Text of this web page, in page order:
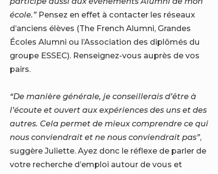
école.”Pensez en effet à contacter les réseaux
d’anciens élèves (The French Alumni, Grandes
Écoles Alumni ou l’Association des diplômés du
groupe ESSEC). Renseignez-vous auprès de vos
pairs.
“De manière générale, je conseillerais d’être à
l’écoute et ouvert aux expériences des uns et des
autres. Cela permet de mieux comprendre ce qui
nous conviendrait et ne nous conviendrait pas”,
suggère Juliette. Ayez donc le réflexe de parler de
votre recherche d’emploi autour de vous et